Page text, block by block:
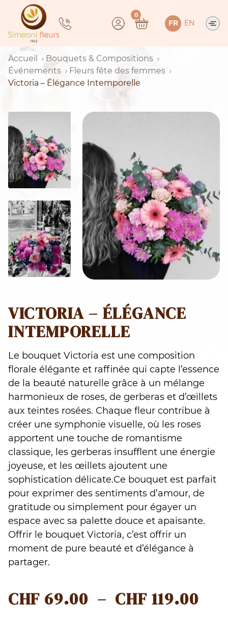
content
0
FR EN
Accueil
Bouquets & Compositions
Événements
Fleurs fête des femmes
Victoria – Élégance Intemporelle
VICTORIA – ÉLÉGANCE
INTEMPORELLE
Le bouquet Victoria est une composition
florale élégante et raffinée qui capte l’essence
de la beauté naturelle grâce à un mélange
harmonieux de roses, de gerberas et d’œillets
aux teintes rosées. Chaque fleur contribue à
créer une symphonie visuelle, où les roses
apportent une touche de romantisme
classique, les gerberas insufflent une énergie
joyeuse, et les œillets ajoutent une
sophistication délicate.Ce bouquet est parfait
pour exprimer des sentiments d’amour, de
gratitude ou simplement pour égayer un
espace avec sa palette douce et apaisante.
Offrir le bouquet Victoria, c’est offrir un
moment de pure beauté et d’élégance à
partager.
CHF 69.00 – CHF 119.00